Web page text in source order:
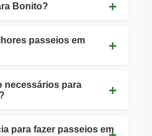
Bonito?
passeios em
necessários para
para fazer passeios em